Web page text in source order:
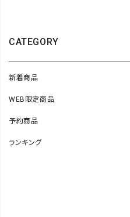
CATEGORY
新着商品
WEB限定商品
予約商品
ランキング